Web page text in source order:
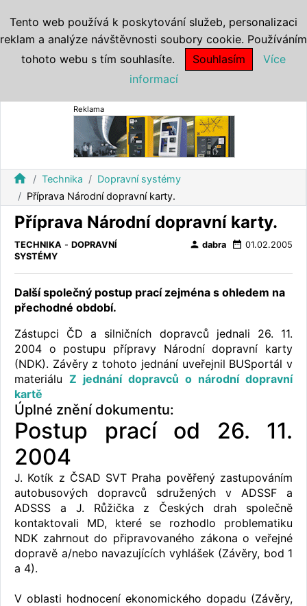
Reklama
home Technika
Dopravní systémy
Příprava Národní dopravní karty.
Příprava Národní dopravní karty.
TECHNIKA - DOPRAVNÍ
SYSTÉMY
person dabra date_range 01.02.2005
Další společný postup prací zejména s ohledem na
přechodné období.
Zástupci ČD a silničních dopravců jednali 26. 11.
2004 o postupu přípravy Národní dopravní karty
(NDK). Závěry z tohoto jednání uveřejnil BUSportál v
materiálu Z jednání dopravců o národní dopravní
kartě
Úplné znění dokumentu:
Postup prací od 26. 11.
2004
J. Kotík z ČSAD SVT Praha pověřený zastupováním
autobusových dopravců sdružených v ADSSF a
ADSSS a J. Růžička z Českých drah společně
kontaktovali MD, které se rozhodlo problematiku
NDK zahrnout do připravovaného zákona o veřejné
dopravě a/nebo navazujících vyhlášek (Závěry, bod 1
a 4).
V oblasti hodnocení ekonomického dopadu (Závěry,
Tento web používá k poskytování služeb, personalizaci
reklam a analýze návštěvnosti soubory cookie. Používáním
tohoto webu s tím souhlasíte.
Souhlasím
Více
informací